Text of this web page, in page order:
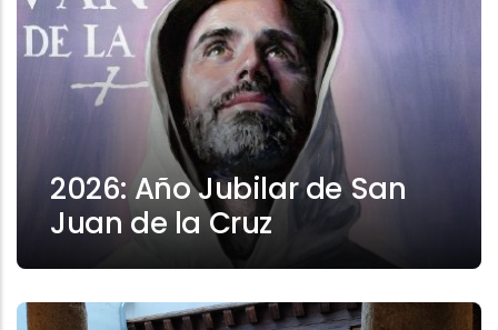
2026: Año Jubilar de San
Juan de la Cruz